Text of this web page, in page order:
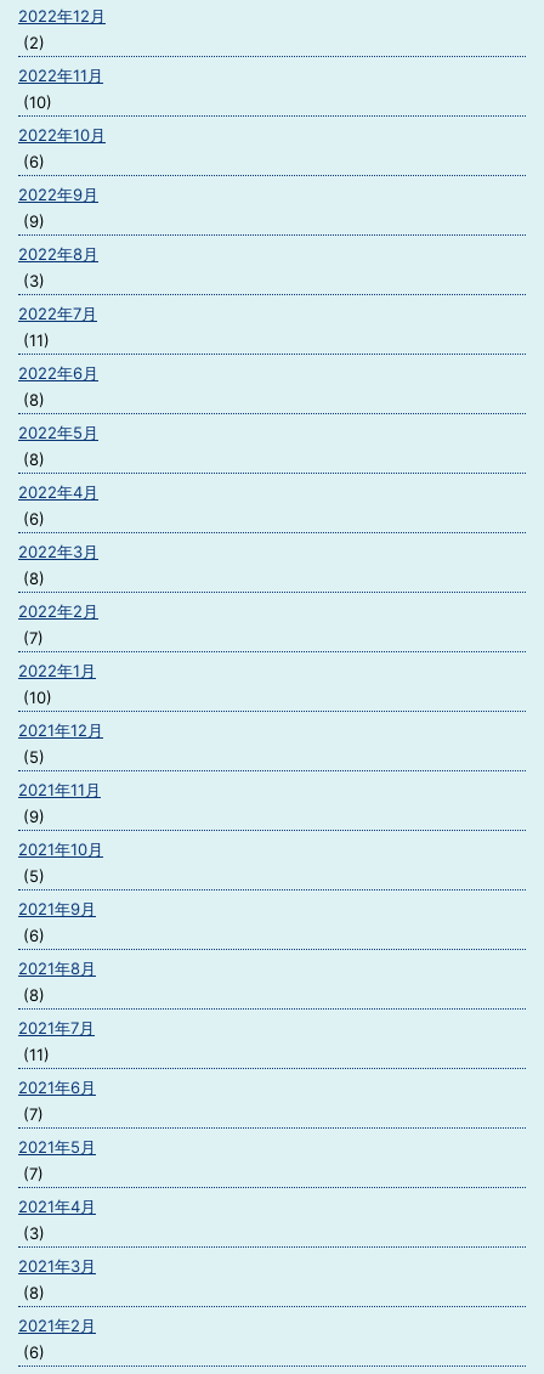
2022年12月
(2)
2022年11月
(10)
2022年10月
(6)
2022年9月
(9)
2022年8月
(3)
2022年7月
(11)
2022年6月
(8)
2022年5月
(8)
2022年4月
(6)
2022年3月
(8)
2022年2月
(7)
2022年1月
(10)
2021年12月
(5)
2021年11月
(9)
2021年10月
(5)
2021年9月
(6)
2021年8月
(8)
2021年7月
(11)
2021年6月
(7)
2021年5月
(7)
2021年4月
(3)
2021年3月
(8)
2021年2月
(6)